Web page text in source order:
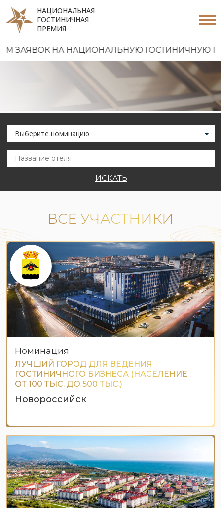
НАЦИОНАЛЬНАЯ
ГОСТИНИЧНАЯ
ПРЕМИЯ
НА НАЦИОНАЛЬНУЮ ГОСТИНИЧНУЮ
Выберите номинацию
ИСКАТЬ
ВСЕ УЧАСТНИКИ
Номинация
ЛУЧШИЙ ГОРОД ДЛЯ ВЕДЕНИЯ
ГОСТИНИЧНОГО БИЗНЕСА (НАСЕЛЕНИЕ
ОТ 100 ТЫС. ДО 500 ТЫС.)
Новороссийск